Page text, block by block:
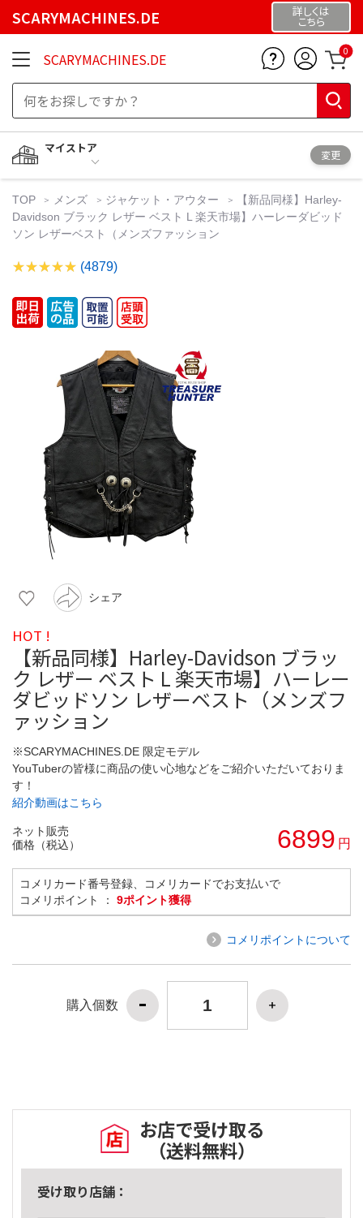
SCARYMACHINES.DE 詳しくは
こちら
SCARYMACHINES.DE 0
マイストア
変更
TOP メンズ ジャケット・アウター
【新品同様】Harley-
Davidson ブラック レザー ベスト L 楽天市場】ハーレーダビッド
ソン レザーベスト（メンズファッション
(4879)
シェア
HOT !
【新品同様】Harley-Davidson ブラッ
ク レザー ベスト L 楽天市場】ハーレー
ダビッドソン レザーベスト（メンズフ
ァッション
※SCARYMACHINES.DE 限定モデル
YouTuberの皆様に商品の使い心地などをご紹介いただいておりま
す！
紹介動画はこちら
ネット販売
価格（税込）
6899 円
コメリカード番号登録、コメリカードでお支払いで
コメリポイント ： 9ポイント獲得
コメリポイントについて
購入個数
お店で受け取る
（送料無料）
受け取り店舗：